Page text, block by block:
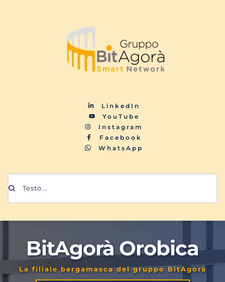
LinkedIn
YouTube
Instagram
Facebook
WhatsApp
Testo...
BitAgorà Orobica
La filiale bergamasca del gruppo BitAgorà